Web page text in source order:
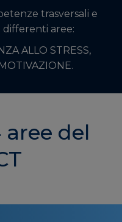
trasversali e
aree:
ALLO STRESS,
aree del